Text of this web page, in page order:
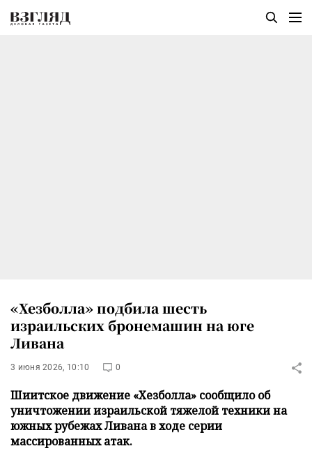
«Хезболла» подбила шесть
израильских бронемашин на юге
Ливана
3 июня 2026, 10:10 0
Шиитское движение «Хезболла» сообщило об
уничтожении израильской тяжелой техники на
южных рубежах Ливана в ходе серии
массированных атак.